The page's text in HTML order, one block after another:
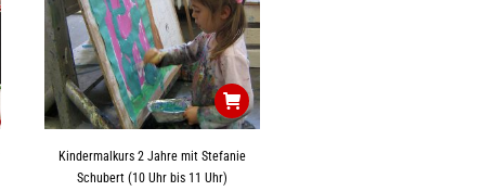
Kindermalkurs 2 Jahre mit Stefanie
Schubert (10 Uhr bis 11 Uhr)